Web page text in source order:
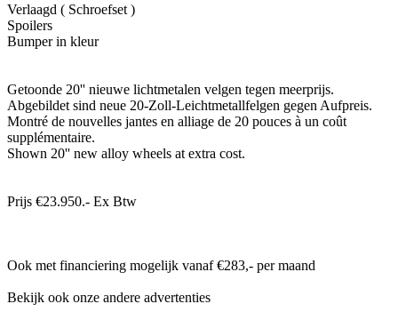
Verlaagd ( Schroefset )
Spoilers
Bumper in kleur
Getoonde 20'' nieuwe lichtmetalen velgen tegen meerprijs.
Abgebildet sind neue 20-Zoll-Leichtmetallfelgen gegen Aufpreis.
Montré de nouvelles jantes en alliage de 20 pouces à un coût
supplémentaire.
Shown 20'' new alloy wheels at extra cost.
Prijs €23.950.- Ex Btw
Ook met financiering mogelijk vanaf €283,- per maand
Bekijk ook onze andere advertenties